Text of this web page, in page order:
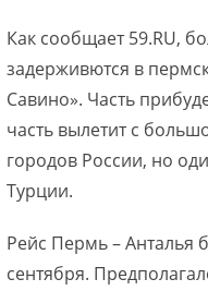
Как сообщает 59.RU,
задерживются в
Савино». Часть
часть вылетит с
городов России, но
Турции.
Рейс Пермь – Анталья
сентября.